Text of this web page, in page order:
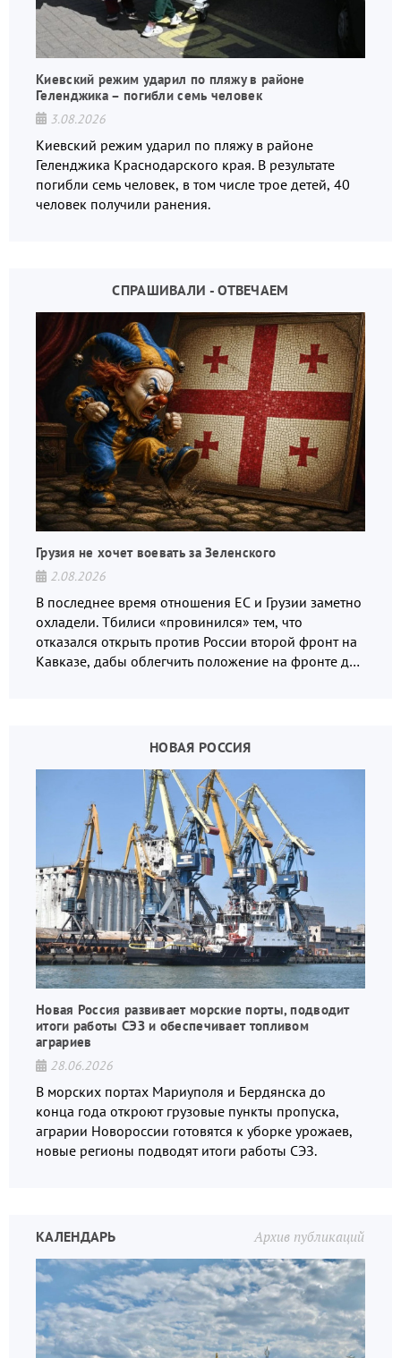
Киевский режим ударил по пляжу в районе
Геленджика – погибли семь человек
3.08.2026
Киевский режим ударил по пляжу в районе
Геленджика Краснодарского края. В результате
погибли семь человек, в том числе трое детей, 40
человек получили ранения.
СПРАШИВАЛИ - ОТВЕЧАЕМ
Грузия не хочет воевать за Зеленского
2.08.2026
В последнее время отношения ЕС и Грузии заметно
охладели. Тбилиси «провинился» тем, что
отказался открыть против России второй фронт на
Кавказе, дабы облегчить положение на фронте для
НОВАЯ РОССИЯ
Новая Россия развивает морские порты, подводит
итоги работы СЭЗ и обеспечивает топливом
аграриев
28.06.2026
В морских портах Мариуполя и Бердянска до
конца года откроют грузовые пункты пропуска,
аграрии Новороссии готовятся к уборке урожаев,
новые регионы подводят итоги работы СЭЗ.
Архив публикаций
КАЛЕНДАРЬ